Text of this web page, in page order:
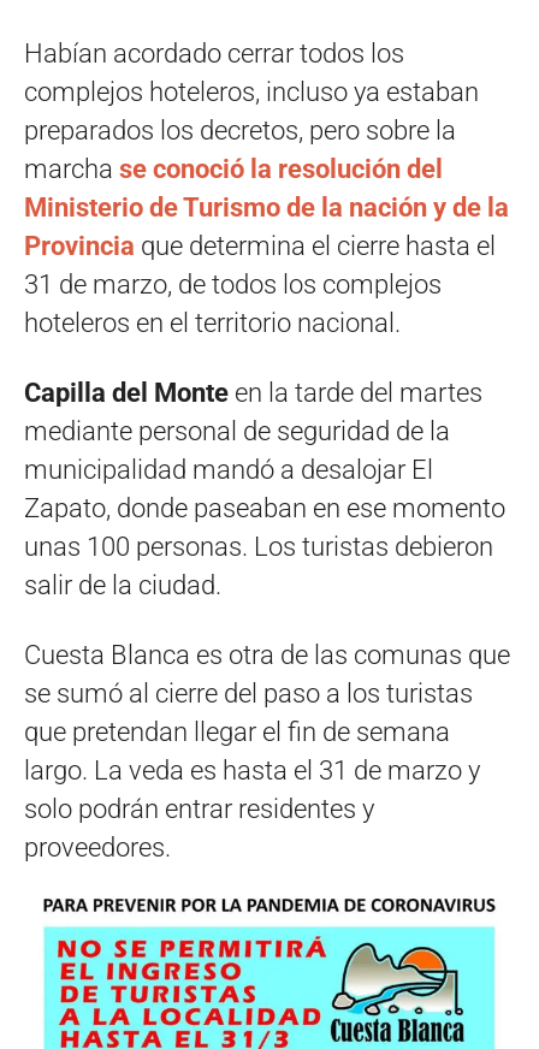
Habían acordado cerrar todos los
complejos hoteleros, incluso ya estaban
preparados los decretos, pero sobre la
marcha se conoció la resolución del
Ministerio de Turismo de la nación y de la
Provincia que determina el cierre hasta el
31 de marzo, de todos los complejos
hoteleros en el territorio nacional.
Capilla del Monte en la tarde del martes
mediante personal de seguridad de la
municipalidad mandó a desalojar El
Zapato, donde paseaban en ese momento
unas 100 personas. Los turistas debieron
salir de la ciudad.
Cuesta Blanca es otra de las comunas que
se sumó al cierre del paso a los turistas
que pretendan llegar el fin de semana
largo. La veda es hasta el 31 de marzo y
solo podrán entrar residentes y
proveedores.